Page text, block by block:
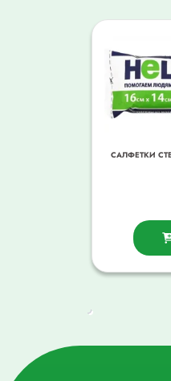
САЛФЕТКИ